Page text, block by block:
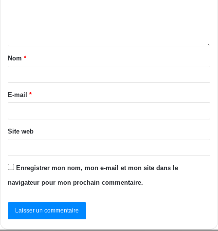
Nom *
E-mail *
Site web
Enregistrer mon nom, mon e-mail et mon site dans le
navigateur pour mon prochain commentaire.